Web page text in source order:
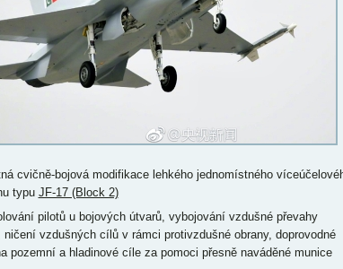
cvičně-bojová modifikace lehkého jednomístného
typu JF-17 (Block 2)
pilotů u bojových útvarů, vybojování vzdušné převahy
ničení vzdušných cílů v rámci protivzdušné obrany, doprovodné
pozemní a hladinové cíle za pomoci přesně naváděné munice